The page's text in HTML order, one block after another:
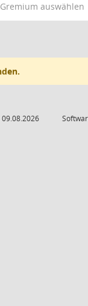
Gremium auswählen